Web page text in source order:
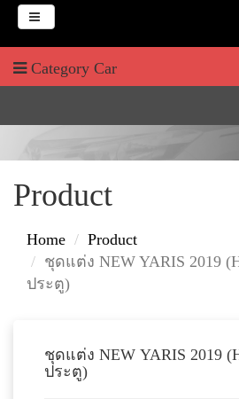
Menu
HOME
บริษัท ช.คาร์เพ้นท์
FAQ
WEBBOARD
CONTACT
Category Car
Product
Home
Product
ชุดแต่ง NEW YARIS 2019
ประตู)
ชุดแต่ง NEW YARIS 2019 (HATCHBACK 5
ประตู)